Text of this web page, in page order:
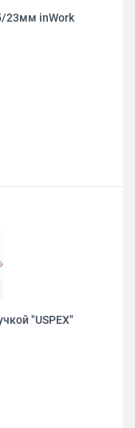
23мм inWork
"USPEХ"